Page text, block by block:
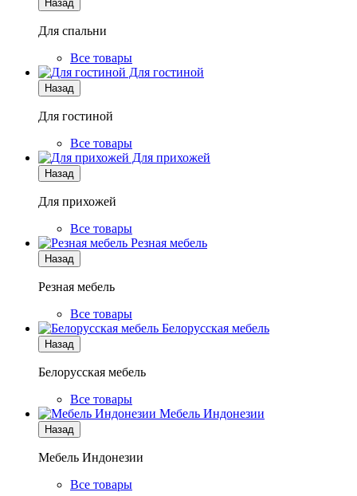
Назад
Для спальни
Все товары
Для гостиной
Назад
Для гостиной
Все товары
Для прихожей
Назад
Для прихожей
Все товары
Резная мебель
Назад
Резная мебель
Все товары
Белорусская мебель
Назад
Белорусская мебель
Все товары
Мебель Индонезии
Назад
Мебель Индонезии
Все товары